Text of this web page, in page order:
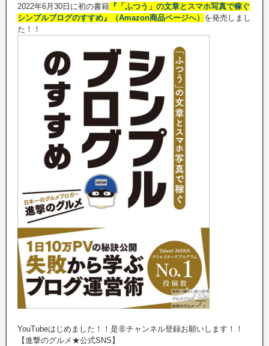
2022年6月30日に初の書籍 『「ふつう」の文章とスマホ写真で稼ぐ
シンプルブログのすすめ』（Amazon商品ページへ） を発売しまし
た！！
YouTubeはじめました！！是非チャンネル登録お願いします！！
【進撃のグルメ★公式SNS】